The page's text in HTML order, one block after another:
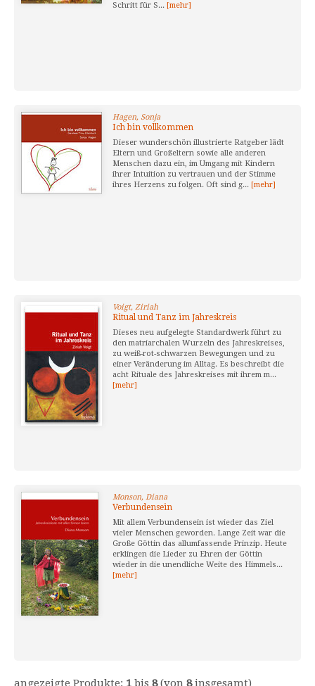
Schritt für S... [mehr]
Hagen, Sonja
Ich bin vollkommen
Dieser wunderschön illustrierte Ratgeber lädt
Eltern und Großeltern sowie alle anderen
Menschen dazu ein, im Umgang mit Kindern
ihrer Intuition zu vertrauen und der Stimme
ihres Herzens zu folgen. Oft sind g... [mehr]
Voigt, Ziriah
Ritual und Tanz im Jahreskreis
Dieses neu aufgelegte Standardwerk führt zu
den matriarchalen Wurzeln des Jahreskreises,
zu weiß-rot-schwarzen Bewegungen und zu
einer Veränderung im Alltag. Es beschreibt die
acht Rituale des Jahreskreises mit ihrem m...
[mehr]
Monson, Diana
Verbundensein
Mit allem Verbundensein ist wieder das Ziel
vieler Menschen geworden. Lange Zeit war die
Große Göttin das allumfassende Prinzip. Heute
erklingen die Lieder zu Ehren der Göttin
wieder in die unendliche Weite des Himmels...
[mehr]
angezeigte Produkte: 1 bis 8(von 8insgesamt)